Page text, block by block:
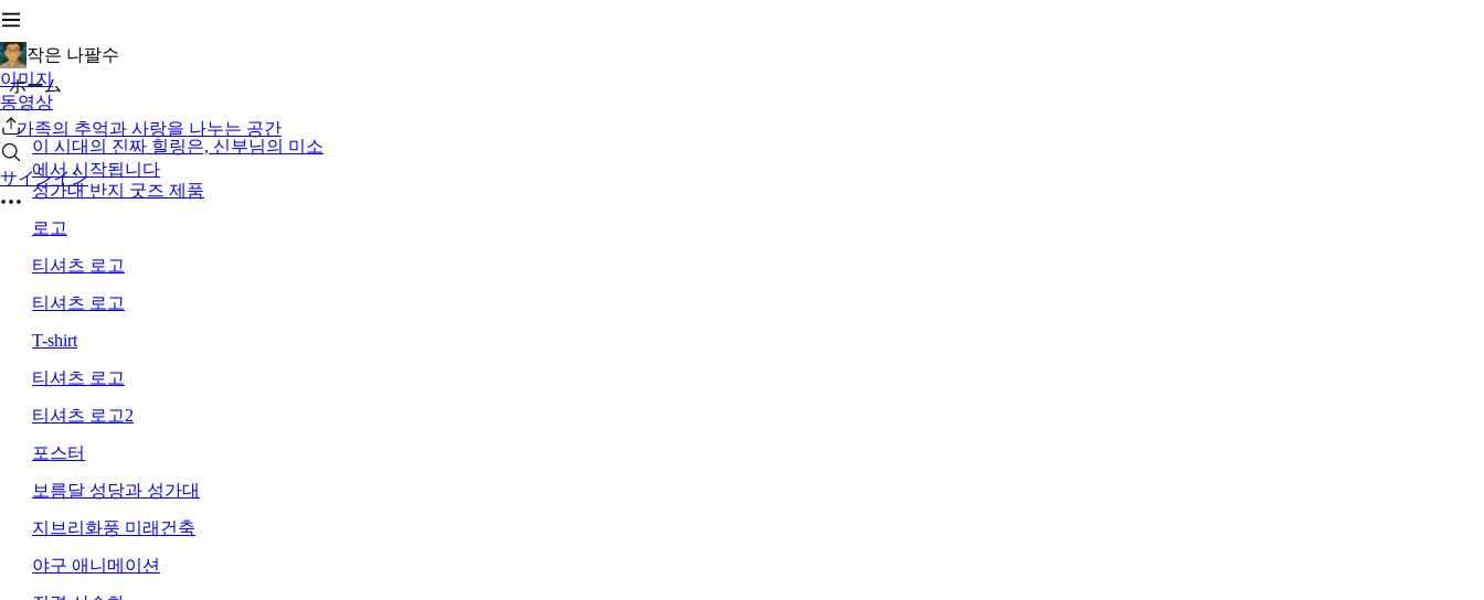
작은 나팔수
이미지
동영상
サインイン
ホーム
가족의 추억과 사랑을 나누는 공간
이 시대의 진짜 힐링은, 신부님의 미소
에서 시작됩니다
성가대 반지 굿즈 제품
로고
티셔츠 로고
티셔츠 로고
T-shirt
티셔츠 로고
티셔츠 로고2
포스터
보름달 성당과 성가대
지브리화풍 미래건축
야구 애니메이션